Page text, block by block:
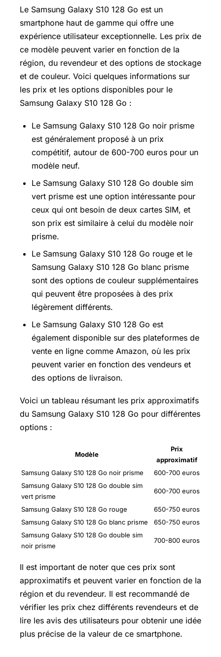
Le Samsung Galaxy S10 128 Go est un
smartphone haut de gamme qui offre une
expérience utilisateur exceptionnelle. Les prix de
ce modèle peuvent varier en fonction de la
région, du revendeur et des options de stockage
et de couleur. Voici quelques informations sur
les prix et les options disponibles pour le
Samsung Galaxy S10 128 Go :
Le Samsung Galaxy S10 128 Go noir prisme
est généralement proposé à un prix
compétitif, autour de 600-700 euros pour un
modèle neuf.
Le Samsung Galaxy S10 128 Go double sim
vert prisme est une option intéressante pour
ceux qui ont besoin de deux cartes SIM, et
son prix est similaire à celui du modèle noir
prisme.
Le Samsung Galaxy S10 128 Go rouge et le
Samsung Galaxy S10 128 Go blanc prisme
sont des options de couleur supplémentaires
qui peuvent être proposées à des prix
légèrement différents.
Le Samsung Galaxy S10 128 Go est
également disponible sur des plateformes de
vente en ligne comme Amazon, où les prix
peuvent varier en fonction des vendeurs et
des options de livraison.
Voici un tableau résumant les prix approximatifs
du Samsung Galaxy S10 128 Go pour différentes
options :
Modèle
Prix
approximatif
Samsung Galaxy S10 128 Go noir prisme
600-700 euros
Samsung Galaxy S10 128 Go double sim
vert prisme
600-700 euros
Samsung Galaxy S10 128 Go rouge
650-750 euros
Samsung Galaxy S10 128 Go blanc prisme
650-750 euros
Samsung Galaxy S10 128 Go double sim
noir prisme
700-800 euros
Il est important de noter que ces prix sont
approximatifs et peuvent varier en fonction de la
région et du revendeur. Il est recommandé de
vérifier les prix chez différents revendeurs et de
lire les avis des utilisateurs pour obtenir une idée
plus précise de la valeur de ce smartphone.